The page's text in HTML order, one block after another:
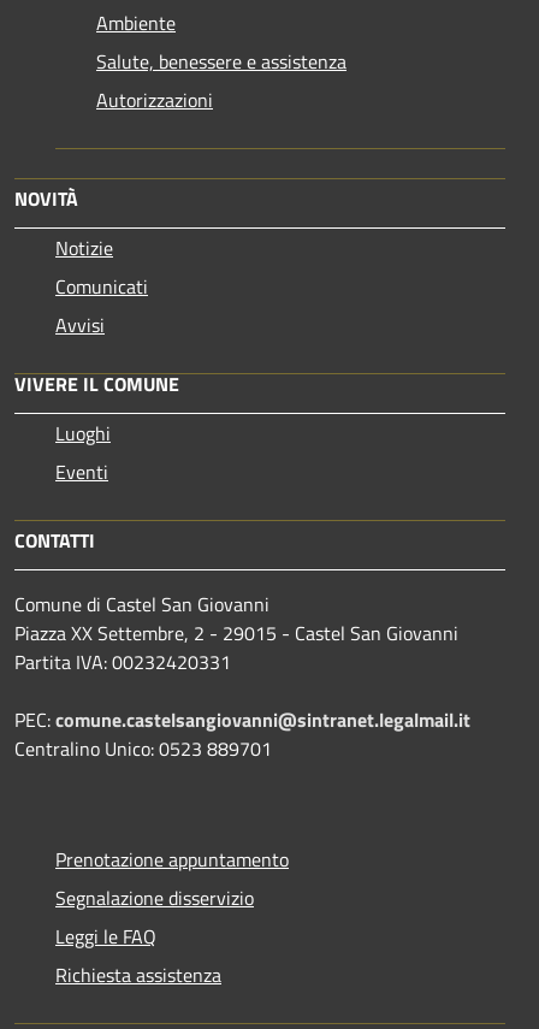
Ambiente
Salute, benessere e assistenza
Autorizzazioni
NOVITÀ
Notizie
Comunicati
Avvisi
VIVERE IL COMUNE
Luoghi
Eventi
CONTATTI
Comune di Castel San Giovanni
Piazza XX Settembre, 2 - 29015 - Castel San Giovanni
Partita IVA: 00232420331
PEC:comune.castelsangiovanni@sintranet.legalmail.it
Centralino Unico: 0523 889701
Prenotazione appuntamento
Segnalazione disservizio
Leggi le FAQ
Richiesta assistenza